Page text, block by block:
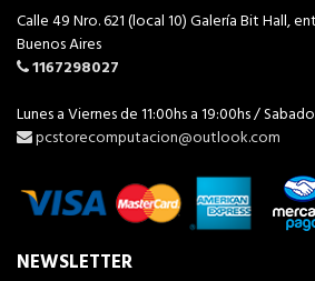
Calle 49 Nro. 621 (local 10) Galería Bit Hall,
Buenos Aires
1167298027
Lunes a Viernes de 11:00hs a 19:00hs /
pcstorecomputacion@outlook.com
NEWSLETTER